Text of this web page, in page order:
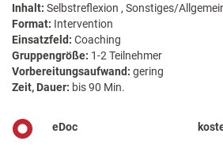
Inhalt: Selbstreflexion , Sonstiges/
Format: Intervention
Einsatzfeld: Coaching
Gruppengröße: 1-2 Teilnehmer
Vorbereitungsaufwand: gering
Zeit, Dauer: bis 90 Min.
eDoc